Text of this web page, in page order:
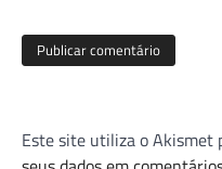
Este site utiliza o Akismet